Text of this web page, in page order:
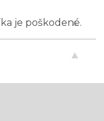
je poškodené.